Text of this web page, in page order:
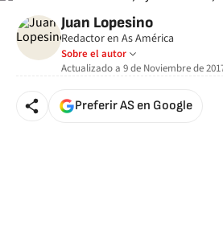
Juan Lopesino
Redactor en As América
Sobre el autor
Actualizado a 9 de Noviembre de
Preferir AS en Google